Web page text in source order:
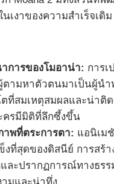
เงาของความสำเร็จเดิม
การของโมอาน่า: การ
ตามหาตัวตนมาเป็นผู้นำ
ตที่สมเหตุสมผลและน่าติ
ครมีมิติที่ลึกซึ้งขึ้น
าพที่ตระการตา: แอนิเม
งที่สุดของดิสนีย์ การสร้า
และปรากฏการณ์ทางธร
ามและน่าทึ่ง